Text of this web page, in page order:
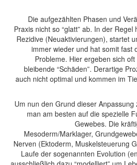
Die aufgezählten Phasen und
Praxis nicht so “glatt” ab. In der
Rezidive (Neuaktivierungen), startet
immer wieder und hat somit fast
Probleme. Hier ergeben sich
bleibende “Schäden”. Derartige
auch nicht optimal und kommen im
Um nun den Grund dieser
man am besten auf die spezielle
Gewebes. Die
Mesoderm/Marklager,
Nerven (Ektoderm, Muskelsteuerung
Laufe der sogenannten Evolution